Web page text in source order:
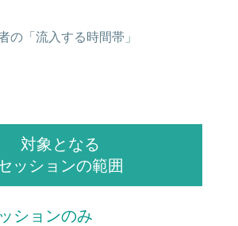
の「流入する時間帯」
対象となる
ッションの範囲
ションのみ